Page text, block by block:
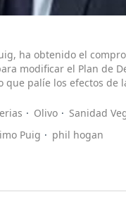
ha obtenido el
modificar el Plan de
palíe los efectos de
Olivo
Sanidad
Puig phil hogan